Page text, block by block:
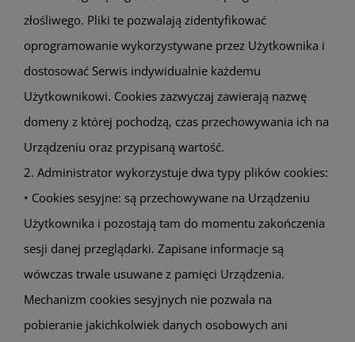
złośliwego. Pliki te pozwalają zidentyfikować
oprogramowanie wykorzystywane przez Użytkownika i
dostosować Serwis indywidualnie każdemu
Użytkownikowi. Cookies zazwyczaj zawierają nazwę
domeny z której pochodzą, czas przechowywania ich na
Urządzeniu oraz przypisaną wartość.
2. Administrator wykorzystuje dwa typy plików cookies:
• Cookies sesyjne: są przechowywane na Urządzeniu
Użytkownika i pozostają tam do momentu zakończenia
sesji danej przeglądarki. Zapisane informacje są
wówczas trwale usuwane z pamięci Urządzenia.
Mechanizm cookies sesyjnych nie pozwala na
pobieranie jakichkolwiek danych osobowych ani